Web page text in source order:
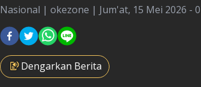
Nasional | okezone | Jum'at, 15 Mei 2026 -
Dengarkan Berita